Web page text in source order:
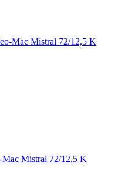
Mistral 72/12,5 K